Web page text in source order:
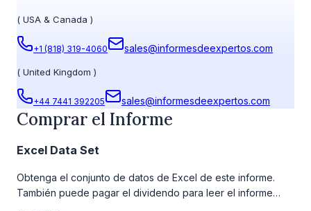
( USA & Canada )
+1 (818) 319-4060 sales@informesdeexpertos.com
( United Kingdom )
+44 7441 392205 sales@informesdeexpertos.com
Comprar el Informe
Excel Data Set
Obtenga el conjunto de datos de Excel de este informe.
También puede pagar el dividendo para leer el informe